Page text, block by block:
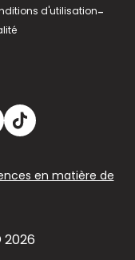
d'utilisation-
en matière de